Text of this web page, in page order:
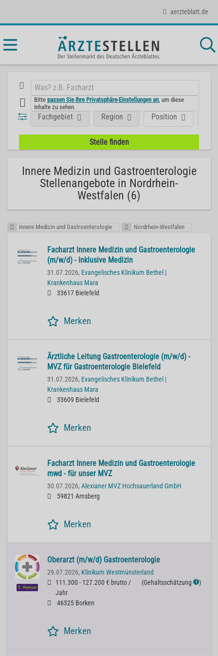
aerzteblatt.de
Bittepassen Sie Ihre Privatsphäre-Einstellungen an , um diese
Inhalte zu sehen.
Position
Fachgebiet Region
Innere Medizin und Gastroenterologie
Stellenangebote in Nordrhein-
Westfalen (6)
Innere Medizin und Gastroenterologie Nordrhein-Westfalen
Facharzt Innere Medizin und Gastroenterologie
(m/w/d) - Inklusive Medizin
31.07.2026, Evangelisches Klinikum Bethel |
Krankenhaus Mara
33617 Bielefeld
Merken
Ärztliche Leitung Gastroenterologie (m/w/d) -
MVZ für Gastroenterologie Bielefeld
31.07.2026, Evangelisches Klinikum Bethel |
Krankenhaus Mara
33609 Bielefeld
Merken
Facharzt Innere Medizin und Gastroenterologie
mwd - für unser MVZ
30.07.2026, Alexianer MVZ Hochsauerland GmbH
59821 Arnsberg
Merken
Premium
Oberarzt (m/w/d) Gastroenterologie
29.07.2026, Klinikum Westmünsterland
111.300 - 127.200 € brutto /
Jahr
(Gehaltsschätzung ℹ )
46325 Borken
Merken